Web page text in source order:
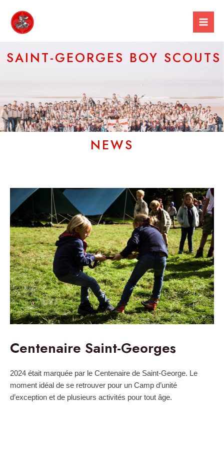
naar
SAINT-GEORGES BOY SCOUTS
NEWS
Centenaire Saint-Georges
2024 était marquée par le Centenaire de Saint-George. Le
moment idéal de se retrouver pour un Camp d’unité
d’exception et de plusieurs activités pour tout âge.